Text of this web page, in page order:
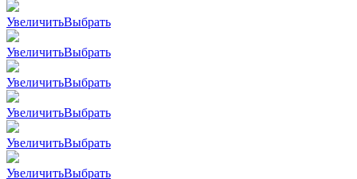
УвеличитьВыбрать
УвеличитьВыбрать
УвеличитьВыбрать
УвеличитьВыбрать
УвеличитьВыбрать
УвеличитьВыбрать